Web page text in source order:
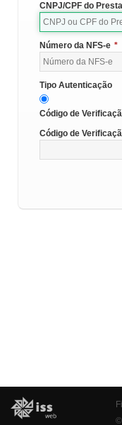
CNPJ/CPF do
Número da NFS-e *
Tipo Autenticação
Código de
Código de
©